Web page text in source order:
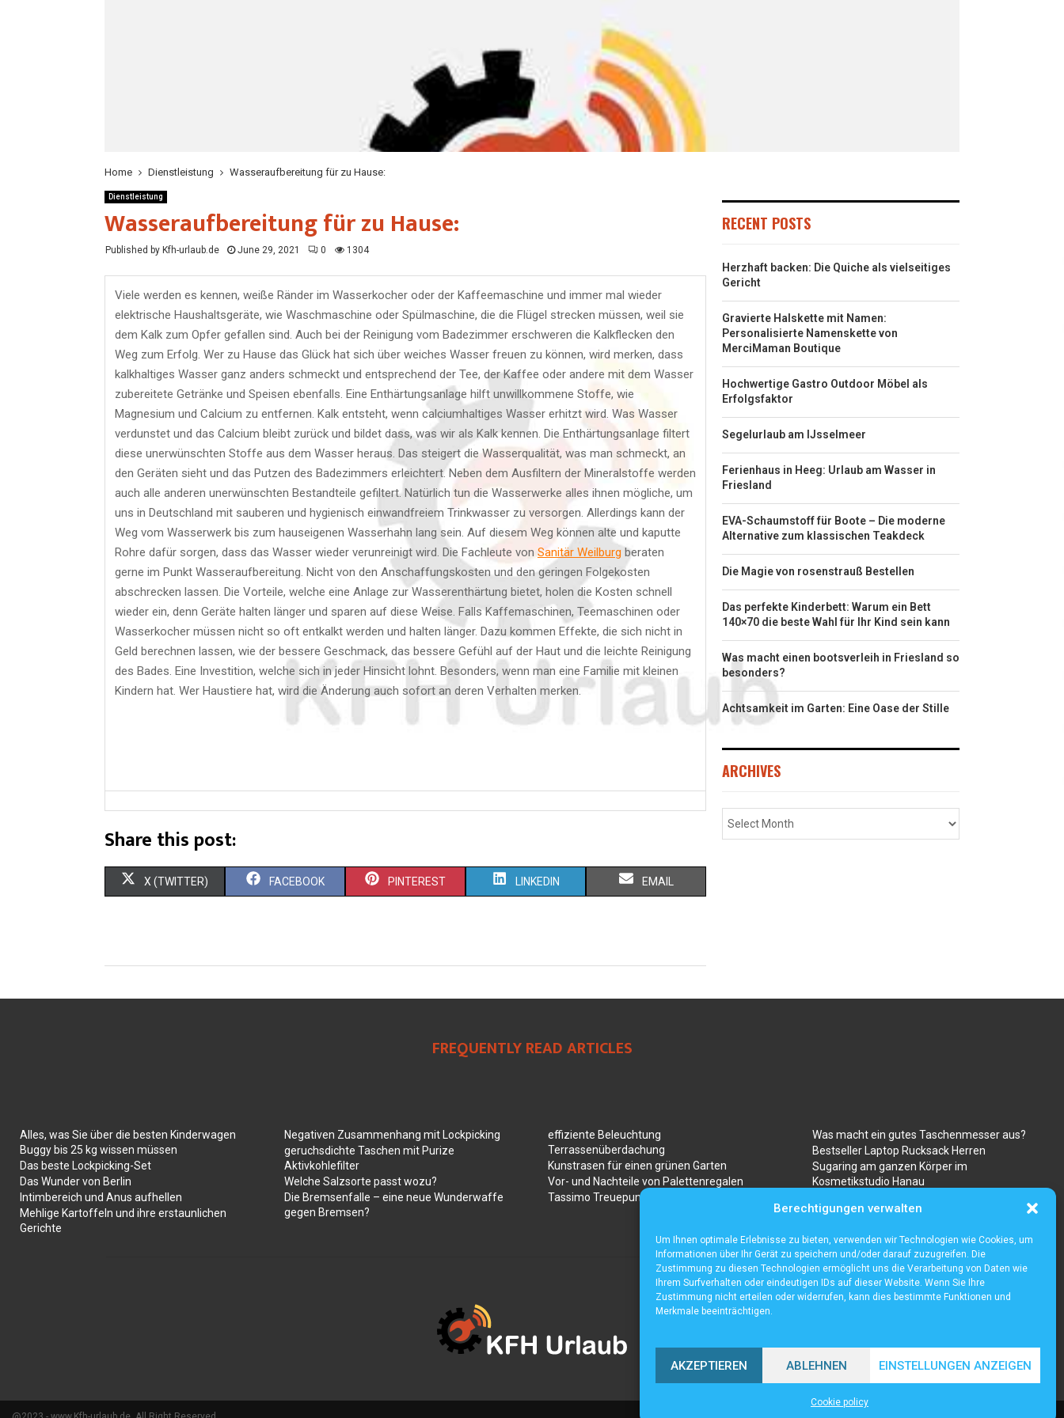
Berechtigungen verwalten
Um Ihnen optimale Erlebnisse zu bieten, verwenden wir Technologien wie Cookies, um
Informationen über Ihr Gerät zu speichern und/oder darauf zuzugreifen. Die
Zustimmung zu diesen Technologien ermöglicht uns die Verarbeitung von Daten wie
Ihrem Surfverhalten oder eindeutigen IDs auf dieser Website. Wenn Sie Ihre
Zustimmung nicht erteilen oder widerrufen, kann dies bestimmte Funktionen und
Merkmale beeinträchtigen.
AKZEPTIEREN ABLEHNEN EINSTELLUNGEN ANZEIGEN
Cookie policy
Home Dienstleistung Wasseraufbereitung für zu Hause:
Dienstleistung
Wasseraufbereitung für zu Hause:
Published by Kfh-urlaub.de June 29, 2021 0 1304
Viele werden es kennen, weiße Ränder im Wasserkocher oder der Kaffeemaschine und immer mal wieder
elektrische Haushaltsgeräte, wie Waschmaschine oder Spülmaschine, die die Flügel strecken müssen, weil sie
dem Kalk zum Opfer gefallen sind. Auch bei der Reinigung vom Badezimmer erschweren die Kalkflecken den
Weg zum Erfolg. Wer zu Hause das Glück hat sich über weiches Wasser freuen zu können, wird merken, dass
kalkhaltiges Wasser ganz anders schmeckt und entsprechend der Tee, der Kaffee oder andere mit dem Wasser
zubereitete Getränke und Speisen ebenfalls. Eine Enthärtungsanlage hilft unwillkommene Stoffe, wie
Magnesium und Calcium zu entfernen. Kalk entsteht, wenn calciumhaltiges Wasser erhitzt wird. Was Wasser
verdunstet und das Calcium bleibt zurück und bildet dass, was wir als Kalk kennen. Die Enthärtungsanlage filtert
diese unerwünschten Stoffe aus dem Wasser heraus. Das steigert die Wasserqualität, was man schmeckt, an
den Geräten sieht und das Putzen des Badezimmers erleichtert. Neben dem Ausfiltern der Mineralstoffe werden
auch alle anderen unerwünschten Bestandteile gefiltert. Natürlich tun die Wasserwerke alles ihnen mögliche, um
uns in Deutschland mit sauberen und hygienisch einwandfreiem Trinkwasser zu versorgen. Allerdings kann der
Weg vom Wasserwerk bis zum hauseigenen Wasserhahn lang sein. Auf diesem Weg können alte und kaputte
Rohre dafür sorgen, dass das Wasser wieder verunreinigt wird. Die Fachleute von Sanitär Weilburg beraten
gerne im Punkt Wasseraufbereitung. Nicht von den Anschaffungskosten und den geringen Folgekosten
abschrecken lassen. Die Vorteile, welche eine Anlage zur Wasserenthärtung bietet, holen die Kosten schnell
wieder ein, denn Geräte halten länger und sparen auf diese Weise. Falls Kaffemaschinen, Teemaschinen oder
Wasserkocher müssen nicht so oft entkalkt werden und halten länger. Dazu kommen Effekte, die sich nicht in
Geld berechnen lassen, wie der bessere Geschmack, das bessere Gefühl auf der Haut und die leichte Reinigung
des Bades. Eine Investition, welche sich in jeder Hinsicht lohnt. Besonders, wenn man eine Familie mit kleinen
Kindern hat. Wer Haustiere hat, wird die Änderung auch sofort an deren Verhalten merken.
Share this post:
X (TWITTER) FACEBOOK PINTEREST LINKEDIN EMAIL
RECENT POSTS
Herzhaft backen: Die Quiche als vielseitiges
Gericht
Gravierte Halskette mit Namen:
Personalisierte Namenskette von
MerciMaman Boutique
Hochwertige Gastro Outdoor Möbel als
Erfolgsfaktor
Segelurlaub am IJsselmeer
Ferienhaus in Heeg: Urlaub am Wasser in
Friesland
EVA-Schaumstoff für Boote – Die moderne
Alternative zum klassischen Teakdeck
Die Magie von rosenstrauß Bestellen
Das perfekte Kinderbett: Warum ein Bett
140×70 die beste Wahl für Ihr Kind sein kann
Was macht einen bootsverleih in Friesland so
besonders?
Achtsamkeit im Garten: Eine Oase der Stille
ARCHIVES
FREQUENTLY READ ARTICLES
Alles, was Sie über die besten Kinderwagen
Buggy bis 25 kg wissen müssen
Das beste Lockpicking-Set
Das Wunder von Berlin
Intimbereich und Anus aufhellen
Mehlige Kartoffeln und ihre erstaunlichen
Gerichte
Negativen Zusammenhang mit Lockpicking
geruchsdichte Taschen mit Purize
Aktivkohlefilter
Welche Salzsorte passt wozu?
Die Bremsenfalle – eine neue Wunderwaffe
gegen Bremsen?
effiziente Beleuchtung
Terrassenüberdachung
Kunstrasen für einen grünen Garten
Vor- und Nachteile von Palettenregalen
Tassimo Treuepunkte
Was macht ein gutes Taschenmesser aus?
Bestseller Laptop Rucksack Herren
Sugaring am ganzen Körper im
Kosmetikstudio Hanau
ravencoin?